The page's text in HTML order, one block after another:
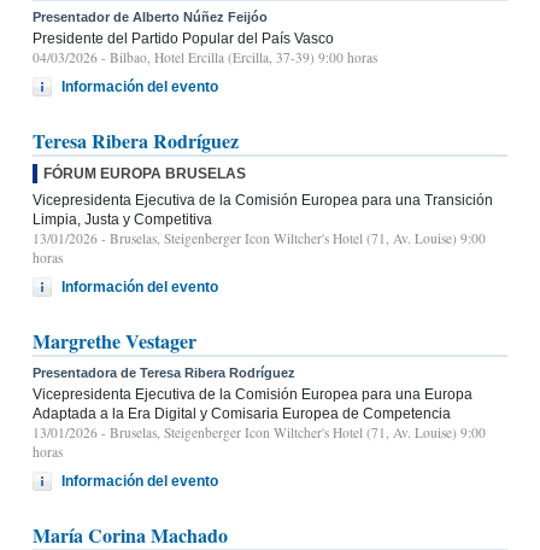
Presentador de Alberto Núñez Feijóo
Presidente del Partido Popular del País Vasco
04/03/2026 - Bilbao, Hotel Ercilla (Ercilla, 37-39) 9:00 horas
Información del evento
Teresa Ribera Rodríguez
FÓRUM EUROPA BRUSELAS
Vicepresidenta Ejecutiva de la Comisión Europea para una Transición
Limpia, Justa y Competitiva
13/01/2026 - Bruselas, Steigenberger Icon Wiltcher's Hotel (71, Av. Louise) 9:00
horas
Información del evento
Margrethe Vestager
Presentadora de Teresa Ribera Rodríguez
Vicepresidenta Ejecutiva de la Comisión Europea para una Europa
Adaptada a la Era Digital y Comisaria Europea de Competencia
13/01/2026 - Bruselas, Steigenberger Icon Wiltcher's Hotel (71, Av. Louise) 9:00
horas
Información del evento
María Corina Machado